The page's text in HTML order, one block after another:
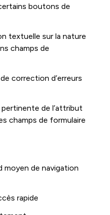
boutons de
textuelle sur la nature
champs de
correction d’erreurs
de l’attribut
champs de formulaire
moyen de navigation
rapide